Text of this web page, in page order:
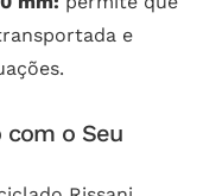
e
com o Seu